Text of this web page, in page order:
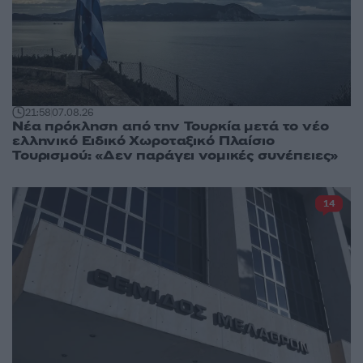
21:5807.08.26
Νέα πρόκληση από την Τουρκία μετά το νέο
ελληνικό Ειδικό Χωροταξικό Πλαίσιο
Τουρισμού: «Δεν παράγει νομικές συνέπειες»
14